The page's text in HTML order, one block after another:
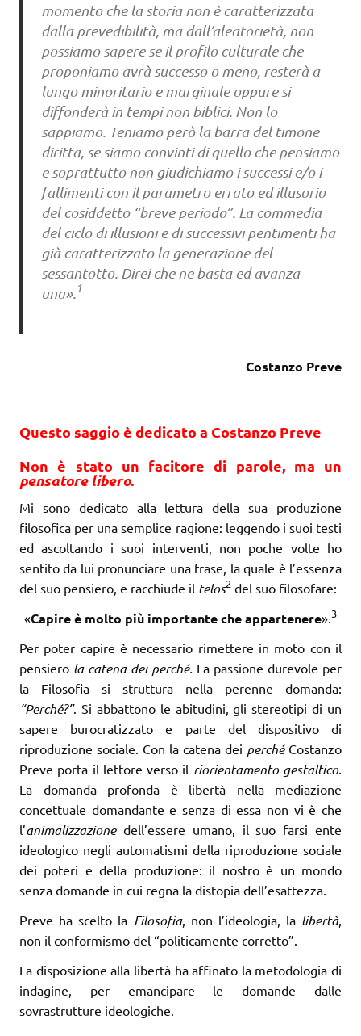
momento che la storia non è caratterizzata
dalla prevedibilità, ma dall’aleatorietà, non
possia­mo sapere se il profilo culturale che
proponiamo avrà successo o meno, resterà a
lungo minoritario e marginale oppure si
diffonderà in tempi non biblici. Non lo
sappiamo. Teniamo però la barra del timone
diritta, se siamo convinti di quello che pensiamo
e soprattutto non giudichiamo i successi e/o i
fallimenti con il parametro errato ed illusorio
del cosiddetto “breve periodo”. La commedia
del ciclo di illusioni e di successivi pentimenti ha
già caratterizzato la generazione del
sessantotto. Direi che ne basta ed avanza
una».1
Costanzo Preve
Questo saggio è dedicato a Costanzo Preve
Non è stato un facitore di parole, ma un
pensatore libero.
Mi sono dedicato alla lettura della sua produzione
filosofica per una semplice ragione: leggendo i suoi testi
ed ascoltando i suoi interventi, non poche volte ho
sentito da lui pronunciare una frase, la quale è l’essenza
del suo pensiero, e racchiude il telos2 del suo filosofare:
«Capire è molto più importanteche appartenere». 3
Per poter capire è necessario rimettere in moto con il
pensiero la catena dei perché. La passione durevole per
la Filosofia si struttura nella perenne domanda:
“Perché?”. Si abbattono le abitudini, gli stereotipi di un
sapere burocratizzato e parte del dispositivo di
riproduzione sociale. Con la catena dei perché Costanzo
Preve porta il lettore verso il riorientamento gestaltico.
La domanda profonda è libertà nella mediazione
concettuale domandante e senza di essa non vi è che
l’animalizzazione dell’essere umano, il suo farsi ente
ideologico negli automatismi della riproduzione sociale
dei poteri e della produzione: il nostro è un mondo
senza domande in cui regna la distopia dell’esattezza.
Preve ha scelto la Filosofia, non l’ideologia, la libertà,
non il conformismo del “politicamente corretto”.
La disposizione alla libertà ha affinato la metodologia di
indagine, per emancipare le domande dalle
sovrastrutture ideologiche.